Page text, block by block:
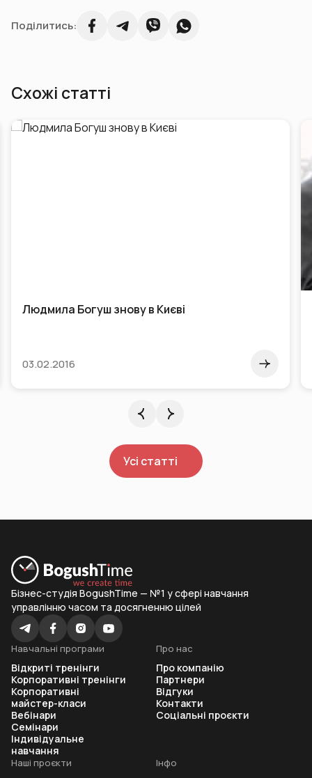
Поділитись:
Схожі статті
Людмила Богуш знову в Києві
03.02.2016
Усі статті
Бізнес-студія BogushTime — №1 у сфері навчання
управлінню часом та досягненню цілей
Навчальні програми
Відкриті тренінги
Корпоративні тренінги
Корпоративні
майстер-класи
Вебінари
Семінари
Індивідуальне
навчання
Наші проєкти Інфо
Про нас
Про компанію
Партнери
Відгуки
Контакти
Соціальні проєкти